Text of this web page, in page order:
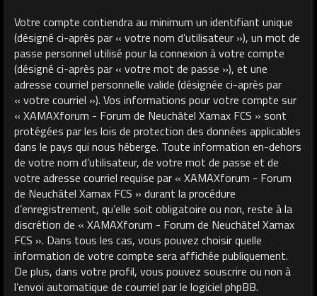
Votre compte contiendra au minimum un identifiant unique
(désigné ci-après par « votre nom d’utilisateur »), un mot de
passe personnel utilisé pour la connexion à votre compte
(désigné ci-après par « votre mot de passe »), et une
adresse courriel personnelle valide (désignée ci-après par
« votre courriel »). Vos informations pour votre compte sur
« XAMAXforum - Forum de Neuchâtel Xamax FCS » sont
protégées par les lois de protection des données applicables
dans le pays qui nous héberge. Toute information en-dehors
de votre nom d’utilisateur, de votre mot de passe et de
votre adresse courriel requise par « XAMAXforum - Forum
de Neuchâtel Xamax FCS » durant la procédure
d’enregistrement, qu’elle soit obligatoire ou non, reste à la
discrétion de « XAMAXforum - Forum de Neuchâtel Xamax
FCS ». Dans tous les cas, vous pouvez choisir quelle
information de votre compte sera affichée publiquement.
De plus, dans votre profil, vous pouvez souscrire ou non à
l’envoi automatique de courriel par le logiciel phpBB.